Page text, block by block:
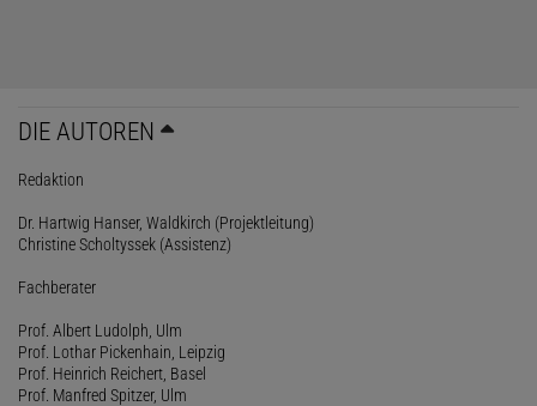
DIE AUTOREN
Redaktion
Dr. Hartwig Hanser, Waldkirch (Projektleitung)
Christine Scholtyssek (Assistenz)
Fachberater
Prof. Albert Ludolph, Ulm
Prof. Lothar Pickenhain, Leipzig
Prof. Heinrich Reichert, Basel
Prof. Manfred Spitzer, Ulm